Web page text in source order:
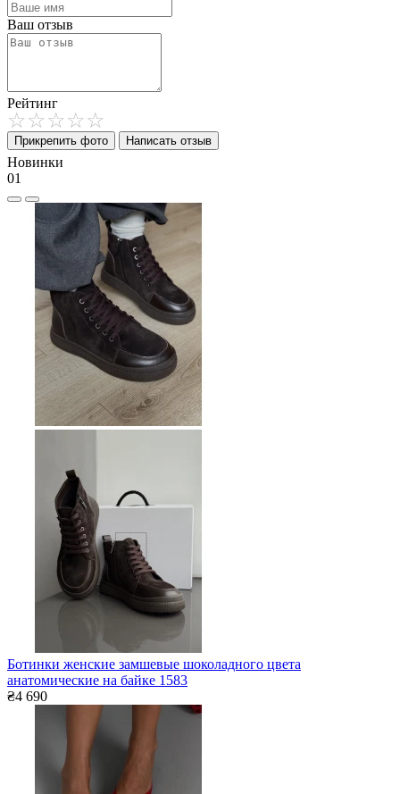
Ваш отзыв
Рейтинг
Прикрепить фото Написать отзыв
Новинки
01
Ботинки женские замшевые шоколадного цвета
анатомические на байке 1583
₴4 690